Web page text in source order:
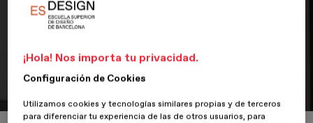
4 de Mayo de 2019
¡Hola! Nos importa tu privacidad.
Configuración de Cookies
Utilizamos cookies y tecnologías similares propias y de terceros
para diferenciar tu experiencia de las de otros usuarios, para